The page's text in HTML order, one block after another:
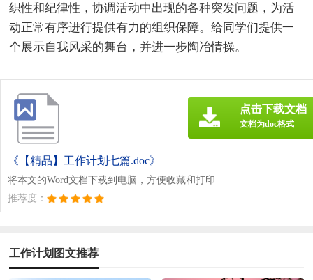
织性和纪律性，协调活动中出现的各种突发问题，为活
动正常有序进行提供有力的组织保障。给同学们提供一
个展示自我风采的舞台，并进一步陶冶情操。
《【精品】工作计划七篇.doc》
将本文的Word文档下载到电脑，方便收藏和打印
推荐度：
点击下载文档
文档为doc格式
工作计划图文推荐